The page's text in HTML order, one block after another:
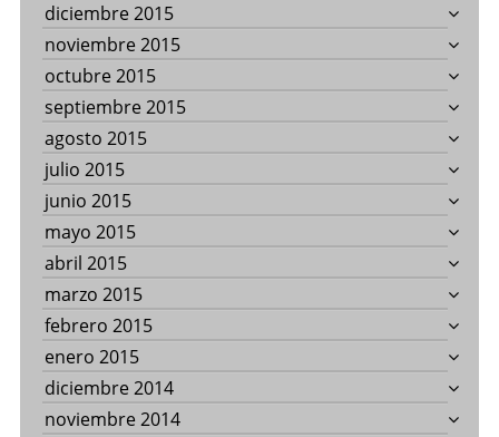
diciembre 2015
noviembre 2015
octubre 2015
septiembre 2015
agosto 2015
julio 2015
junio 2015
mayo 2015
abril 2015
marzo 2015
febrero 2015
enero 2015
diciembre 2014
noviembre 2014